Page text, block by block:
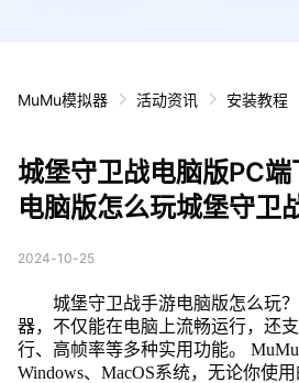
MuMu模拟器 活动资讯 安装教程
城堡守卫战电脑版PC
电脑版怎么玩城堡守卫
2024-10-25
城堡守卫战手游电脑版怎么玩
器，不仅能在电脑上流畅运行，还
行、高帧率等多种实用功能。
Windows、MacOS系统，无论你使